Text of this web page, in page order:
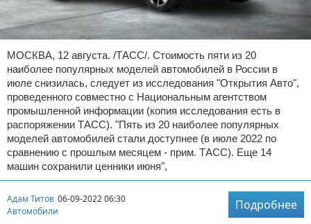
МОСКВА, 12 августа. /ТАСС/. Стоимость пяти из 20
наиболее популярных моделей автомобилей в России в
июле снизилась, следует из исследования "Открытия Авто",
проведенного совместно с Национальным агентством
промышленной информации (копия исследования есть в
распоряжении ТАСС). "Пять из 20 наиболее популярных
моделей автомобилей стали доступнее (в июле 2022 по
сравнению с прошлым месяцем - прим. ТАСС). Еще 14
машин сохранили ценники июня",
Адам Титов 06-09-2022 06:30
Автомобили
Подробнее